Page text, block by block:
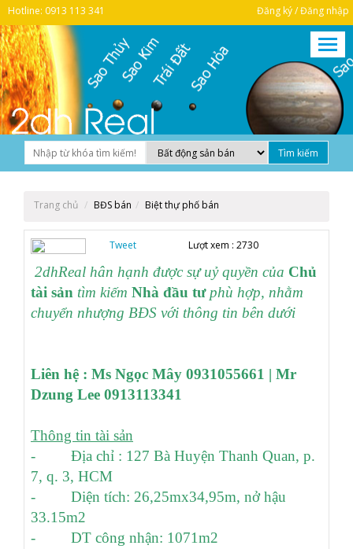
Hotline: 0913 113 341 Đăng ký / Đăng nhập
Trang chủ BĐS bán Biệt thự phố bán
Tweet Lượt xem : 2730
2dhReal hân hạnh được sự uỷ quyền của Chủ
tài sản tìm kiếm Nhà đầu tưphù hợp, nhằm
chuyển nhượng BĐS với thông tin bên dưới
Liên hệ : Ms Ngọc Mây 0931055661 | Mr
Dzung Lee 0913113341
Thông tin tài sản
- Địa chỉ : 127 Bà Huyện Thanh Quan, p.
7, q. 3, HCM
- Diện tích: 26,25mx34,95m, nở hậu
33.15m2
- DT công nhận: 1071m2